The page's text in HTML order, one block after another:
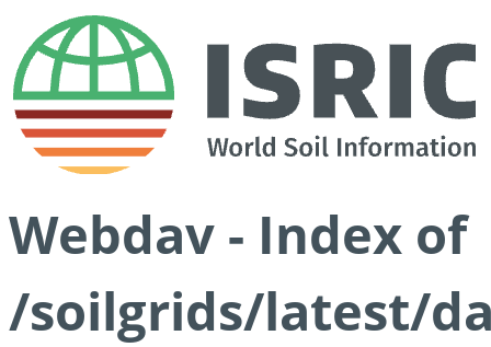
Webdav - Index of
/soilgrids/latest/